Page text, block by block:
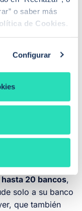
o saber más
de Cookies
Configurar
a lo que un
conoce esta
Por eso,
la
pueden
comparan y
20 bancos,
solo a su banco
que también